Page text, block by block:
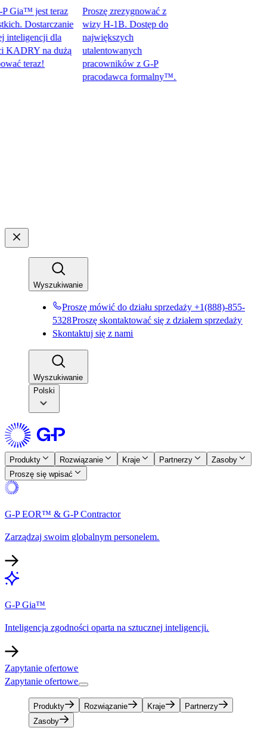
jest teraz
Dostarczanie
dla
na dużą
teraz!​​
Proszę zrezygnować z
wizy H-1B. Dostęp do
największych
utalentowanych
pracowników z G-P
pracodawca formalny™.​​
Wyszukiwanie​​
Proszę mówić do działu sprzedaży +1(888)-855-
5328​​Proszę skontaktować się z działem sprzedaży​​
Skontaktuj się z nami​​
Wyszukiwanie​​
Polski
Produkty​​ Rozwiązanie​​ Kraje​​ Partnerzy​​
Zasoby​​
Proszę się wpisać​​
G-P EOR™ & G-P Contractor​​
Zarządzaj swoim globalnym personelem.​​
G-P Gia™​​
Inteligencja zgodności oparta na sztucznej inteligencji.​​
Zapytanie ofertowe​​
Zapytanie ofertowe​​
Produkty​​ Rozwiązanie​​ Kraje​​
Partnerzy​​
Zasoby​​